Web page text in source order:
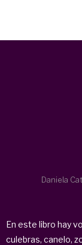
Daniela
En este libro hay
culebras, canelo,